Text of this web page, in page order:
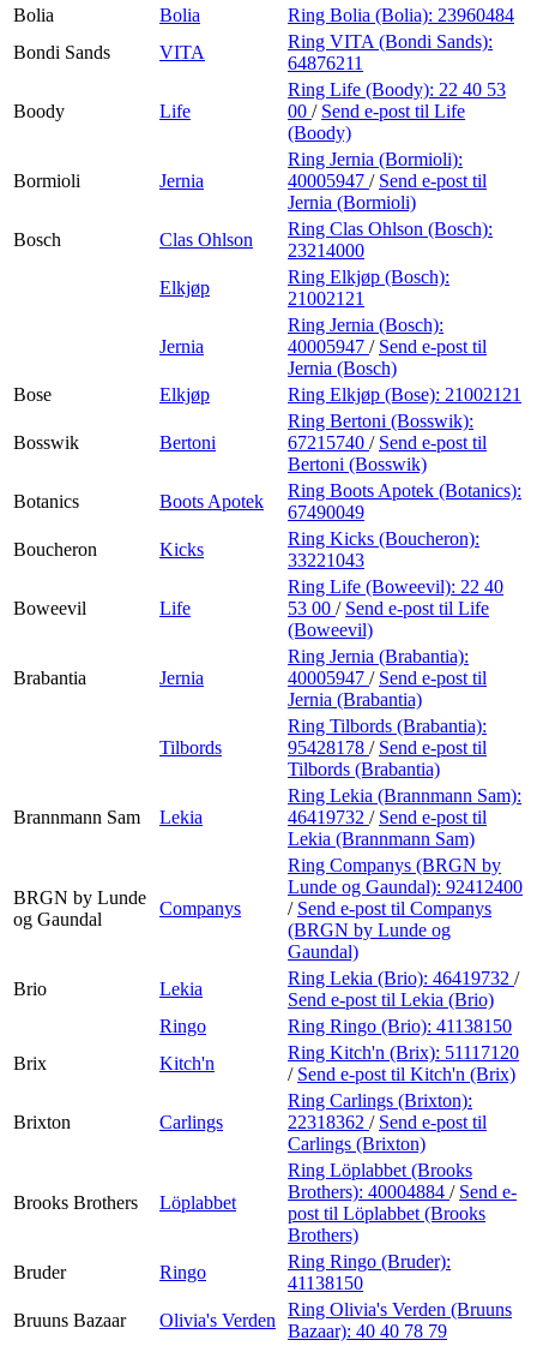
Bolia
Bolia Ring Bolia (Bolia): 23960484
Bondi Sands
VITA
Ring VITA (Bondi Sands):
64876211
Boody Life
Ring Life (Boody): 22 40 53
00 / Send e-post til Life
(Boody)
Bormioli Jernia
Ring Jernia (Bormioli):
40005947 / Send e-post til
Jernia (Bormioli)
Bosch
Clas Ohlson
Ring Clas Ohlson (Bosch):
23214000
Elkjøp
Ring Elkjøp (Bosch):
21002121
Jernia
Ring Jernia (Bosch):
40005947 / Send e-post til
Jernia (Bosch)
Bose
Elkjøp Ring Elkjøp (Bose): 21002121
Bosswik Bertoni
Ring Bertoni (Bosswik):
67215740 / Send e-post til
Bertoni (Bosswik)
Botanics
Boots Apotek
Ring Boots Apotek (Botanics):
67490049
Boucheron
Kicks
Ring Kicks (Boucheron):
33221043
Boweevil Life
Ring Life (Boweevil): 22 40
53 00 / Send e-post til Life
(Boweevil)
Brabantia Jernia
Ring Jernia (Brabantia):
40005947 / Send e-post til
Jernia (Brabantia)
Tilbords
Ring Tilbords (Brabantia):
95428178 / Send e-post til
Tilbords (Brabantia)
Brannmann Sam Lekia
Ring Lekia (Brannmann Sam):
46419732 / Send e-post til
Lekia (Brannmann Sam)
BRGN by Lunde
og Gaundal
Companys
Ring Companys (BRGN by
Lunde og Gaundal): 92412400
/ Send e-post til Companys
(BRGN by Lunde og
Gaundal)
Brio
Lekia
Ring Lekia (Brio): 46419732 /
Send e-post til Lekia (Brio)
Ringo
Ring Ringo (Brio): 41138150
Brix
Kitch'n
Ring Kitch'n (Brix): 51117120
/ Send e-post til Kitch'n (Brix)
Brixton Carlings
Ring Carlings (Brixton):
22318362 / Send e-post til
Carlings (Brixton)
Brooks Brothers Löplabbet
Ring Löplabbet (Brooks
Brothers): 40004884 / Send e-
post til Löplabbet (Brooks
Brothers)
Bruder
Ringo
Ring Ringo (Bruder):
41138150
Bruuns Bazaar
Olivia's Verden
Ring Olivia's Verden (Bruuns
Bazaar): 40 40 78 79